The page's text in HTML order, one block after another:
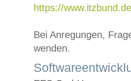
https://
Bei Anregungen,
wenden.